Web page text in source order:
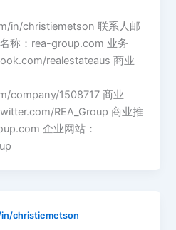
in/christiemetson 联系人邮
称：rea-group.com 业务
realestateaus 商业
company/1508717 商业
REA_Group 商业推
企业网站：
christiemetson